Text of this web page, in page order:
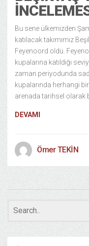
Bu sene ülkemizden
katılacak takımımız
Feyenoord oldu.
kupalarına katıldığı
zaman periyodunda
kupalarında herhangi
arenada tarihsel olarak
DEVAMI
Ömer TEKİN